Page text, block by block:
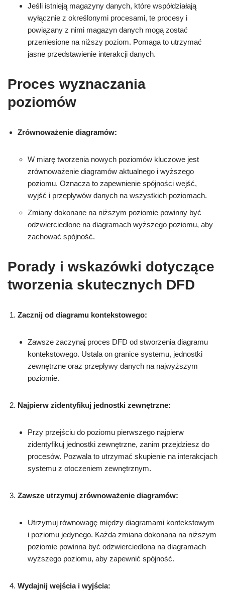
Jeśli istnieją magazyny danych, które współdziałają
wyłącznie z określonymi procesami, te procesy i
powiązany z nimi magazyn danych mogą zostać
przeniesione na niższy poziom. Pomaga to utrzymać
jasne przedstawienie interakcji danych.
Proces wyznaczania
poziomów
Zrównoważenie diagramów:
W miarę tworzenia nowych poziomów kluczowe jest
zrównoważenie diagramów aktualnego i wyższego
poziomu. Oznacza to zapewnienie spójności wejść,
wyjść i przepływów danych na wszystkich poziomach.
Zmiany dokonane na niższym poziomie powinny być
odzwierciedlone na diagramach wyższego poziomu, aby
zachować spójność.
Porady i wskazówki dotyczące
tworzenia skutecznych DFD
Zacznij od diagramu kontekstowego:
Zawsze zaczynaj proces DFD od stworzenia diagramu
kontekstowego. Ustala on granice systemu, jednostki
zewnętrzne oraz przepływy danych na najwyższym
poziomie.
Najpierw zidentyfikuj jednostki zewnętrzne:
Przy przejściu do poziomu pierwszego najpierw
zidentyfikuj jednostki zewnętrzne, zanim przejdziesz do
procesów. Pozwala to utrzymać skupienie na interakcjach
systemu z otoczeniem zewnętrznym.
Zawsze utrzymuj zrównoważenie diagramów:
Utrzymuj równowagę między diagramami kontekstowym
i poziomu jedynego. Każda zmiana dokonana na niższym
poziomie powinna być odzwierciedlona na diagramach
wyższego poziomu, aby zapewnić spójność.
Wydajnij wejścia i wyjścia: